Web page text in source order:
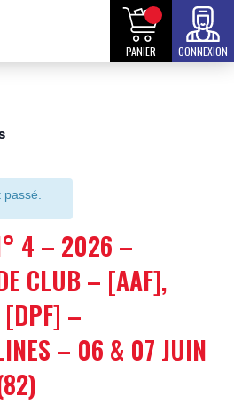
PANIER CONNEXION
4 – 2026 –
CLUB – [AAF],
–
– 06 & 07 JUIN